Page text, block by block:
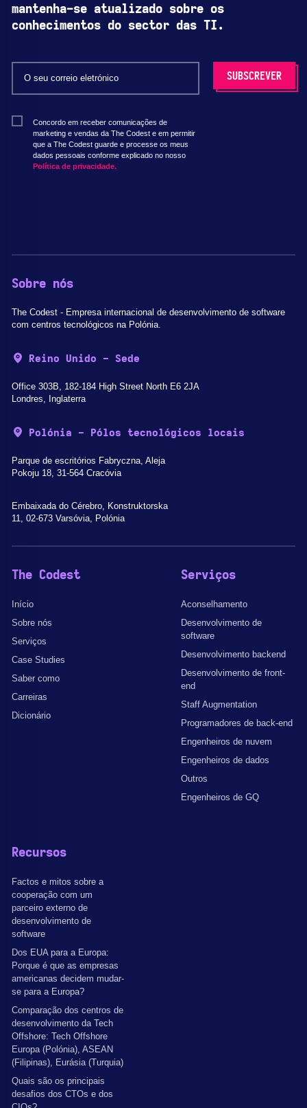
mantenha-se atualizado sobre os
conhecimentos do sector das TI.
Concordo em receber comunicações de
marketing e vendas da The Codest e em permitir
que a The Codest guarde e processe os meus
dados pessoais conforme explicado no nosso
Política de privacidade.
Sobre nós
The Codest - Empresa internacional de desenvolvimento de software
com centros tecnológicos na Polónia.
Reino Unido - Sede
Office 303B, 182-184 High Street North E6 2JA
Londres, Inglaterra
Polónia - Pólos tecnológicos locais
Parque de escritórios Fabryczna, Aleja
Pokoju 18, 31-564 Cracóvia
Embaixada do Cérebro, Konstruktorska
11, 02-673 Varsóvia, Polónia
The Codest
Início
Sobre nós
Serviços
Case Studies
Saber como
Carreiras
Dicionário
Serviços
Aconselhamento
Desenvolvimento de
software
Desenvolvimento backend
Desenvolvimento de front-
end
Staff Augmentation
Programadores de back-end
Engenheiros de nuvem
Engenheiros de dados
Outros
Engenheiros de GQ
Recursos
Factos e mitos sobre a
cooperação com um
parceiro externo de
desenvolvimento de
software
Dos EUA para a Europa:
Porque é que as empresas
americanas decidem mudar-
se para a Europa?
Comparação dos centros de
desenvolvimento da Tech
Offshore: Tech Offshore
Europa (Polónia), ASEAN
(Filipinas), Eurásia (Turquia)
Quais são os principais
desafios dos CTOs e dos